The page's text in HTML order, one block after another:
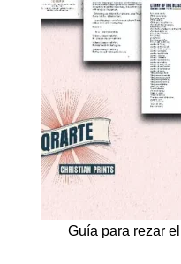
Guía para rezar